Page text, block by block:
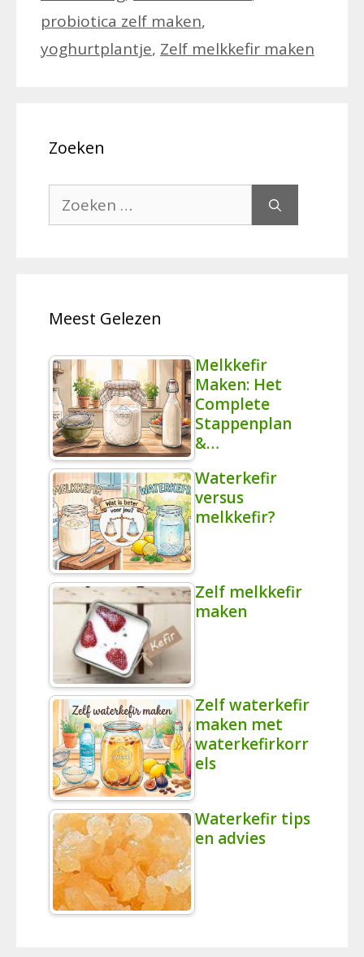
probiotica zelf maken,
yoghurtplantje, Zelf melkkefir maken
Zoeken
Zoek
naar:
Meest Gelezen
Melkkefir
Maken: Het
Complete
Stappenplan
&…
Waterkefir
versus
melkkefir?
Zelf melkkefir
maken
Zelf waterkefir
maken met
waterkefirkorr
els
Waterkefir tips
en advies